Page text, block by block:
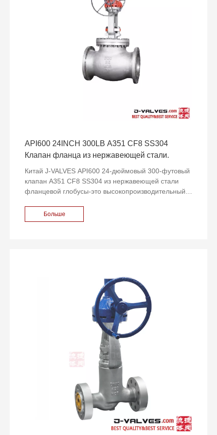
безопасность в экстремальных условиях труда.
API600 24INCH 300LB A351 CF8 SS304
Клапан фланца из нержавеющей стали.
Китай J-VALVES API600 24-дюймовый 300-футовый
клапан A351 CF8 SS304 из нержавеющей стали
фланцевой глобусы-это высокопроизводительный
для удовлетворения суровых условий труда в таких
отраслях, как нефть, природная газа, химическая
характеристиками герметизации, способных
выдерживать относительно высокое рабочее
давление и температуру, что обеспечивает
надежность и безопасность в условиях
чрезвычайных рабочих мест.
Больше